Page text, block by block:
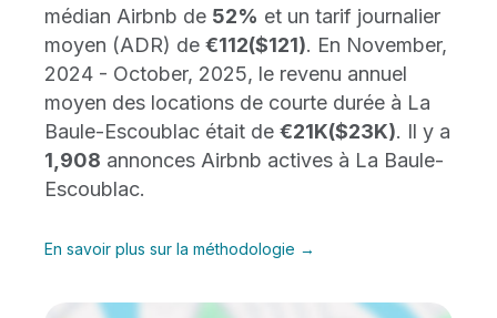
médian Airbnb de 52% et un tarif journalier
moyen (ADR) de €112($121). En November,
2024 - October, 2025, le revenu annuel
moyen des locations de courte durée à La
Baule-Escoublac était de €21K($23K). Il y a
1,908 annonces Airbnb actives à La Baule-
Escoublac.
En savoir plus sur la méthodologie →